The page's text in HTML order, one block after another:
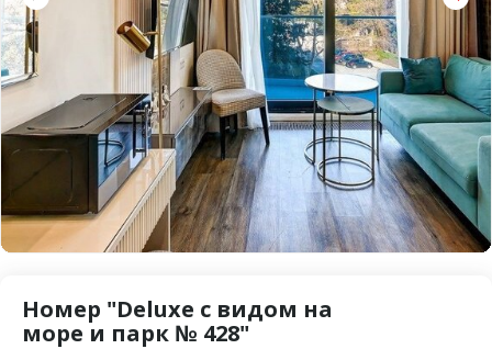
Номер "Deluxe с видом на
море и парк № 428"